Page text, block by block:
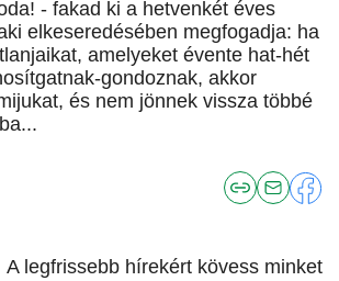
- fakad ki a hetvenkét éves
elkeseredésében megfogadja: ha
amelyeket évente hat-hét
gondoznak, akkor
és nem jönnek vissza többé
A legfrissebb hírekért kövess minket